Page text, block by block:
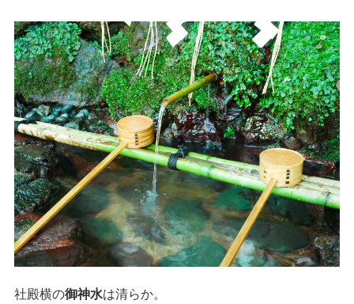
社殿横の御神水は清らか。